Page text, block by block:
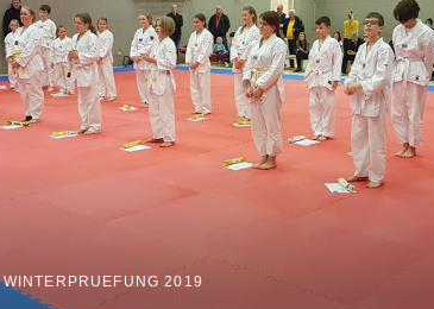
WINTERPRUEFUNG 2019